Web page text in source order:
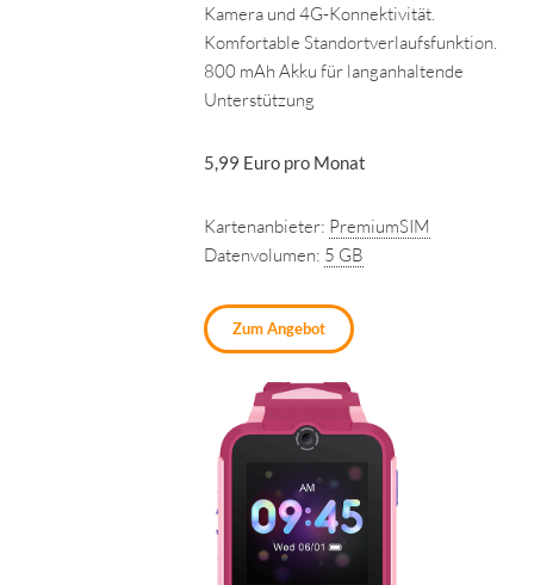
Kamera und 4G-Konnektivität.
Komfortable Standortverlaufsfunktion.
800 mAh Akku für langanhaltende
Unterstützung
5,99 Euro pro Monat
Kartenanbieter: PremiumSIM
Datenvolumen: 5 GB
Zum Angebot